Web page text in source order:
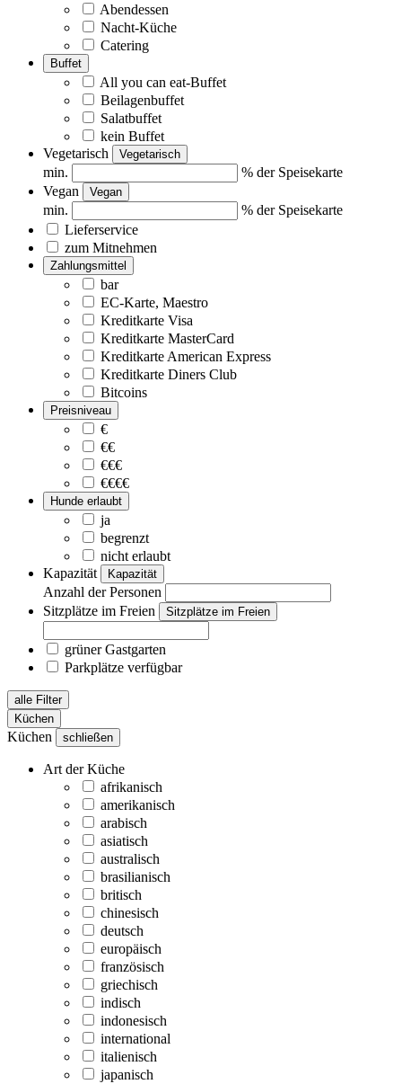
Abendessen
Nacht-Küche
Catering
Buffet
All you can eat-Buffet
Beilagenbuffet
Salatbuffet
kein Buffet
Vegetarisch
Vegetarisch
min.
% der Speisekarte
Vegan
Vegan
min.
% der Speisekarte
Lieferservice
zum Mitnehmen
Zahlungsmittel
bar
EC-Karte, Maestro
Kreditkarte Visa
Kreditkarte MasterCard
Kreditkarte American Express
Kreditkarte Diners Club
Bitcoins
Preisniveau
€
€€
€€€
€€€€
Hunde erlaubt
ja
begrenzt
nicht erlaubt
Kapazität
Kapazität
Anzahl der Personen
Sitzplätze im Freien
Sitzplätze im Freien
grüner Gastgarten
Parkplätze verfügbar
alle Filter
Küchen
Küchen schließen
Art der Küche
afrikanisch
amerikanisch
arabisch
asiatisch
australisch
brasilianisch
britisch
chinesisch
deutsch
europäisch
französisch
griechisch
indisch
indonesisch
international
italienisch
japanisch